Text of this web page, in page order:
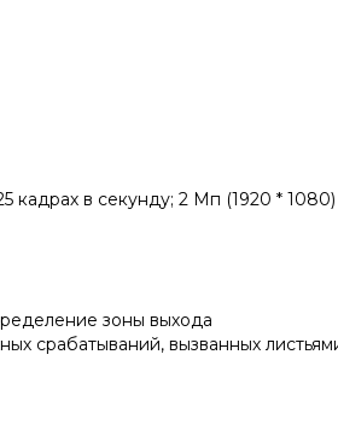
кадрах в секунду; 2 Мп (1920 *
зоны выхода
срабатываний, вызванных